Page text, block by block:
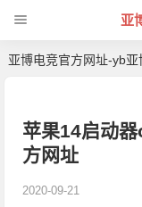
亚
亚博电竞官方网址-yb亚
苹果14启动
方网址
2020-09-21